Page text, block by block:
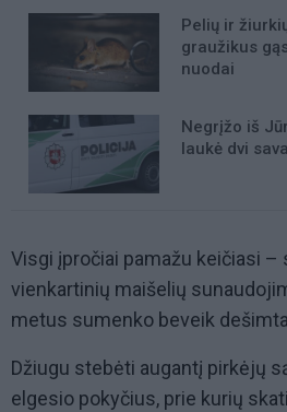
Pelių ir
graužikus
nuodai
Negrįžo iš
laukė dvi
Visgi įpročiai pamažu keičiasi –
vienkartinių maišelių
metus sumenko beveik
Džiugu stebėti augantį pirkėjų
elgesio pokyčius, prie kurių